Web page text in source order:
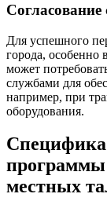
Для успешного
города, особенно
может
службами для
например, при
оборудования.
Специфика
местных